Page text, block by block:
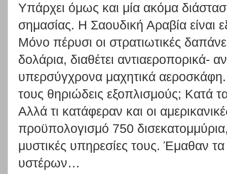
Υπάρχει όμως και μία ακόμα
σημασίας. Η Σαουδική Αραβία είναι
Μόνο πέρυσι οι στρατιωτικές
δολάρια, διαθέτει αντιαεροπορικά-
υπερσύγχρονα μαχητικά
τους θηριώδεις εξοπλισμούς; Κατά
Αλλά τι κατάφεραν και οι
προϋπολογισμό 750
μυστικές υπηρεσίες τους. Έμαθαν
υστέρων…